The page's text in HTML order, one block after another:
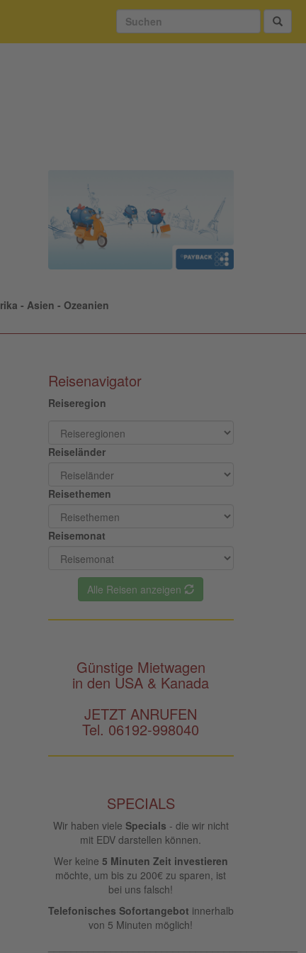
- Asien - Ozeanien
Reisenavigator
Reiseregion
Reiseländer
Reisethemen
Reisemonat
Alle Reisen anzeigen
Günstige Mietwagen
in den USA & Kanada
JETZT ANRUFEN
Tel. 06192-998040
SPECIALS
Wir haben viele Specials - die wir nicht
mit EDV darstellen können.
Wer keine 5 Minuten Zeit investieren
möchte, um bis zu 200€ zu sparen, ist
bei uns falsch!
Telefonisches Sofortangebot innerhalb
von 5 Minuten möglich!